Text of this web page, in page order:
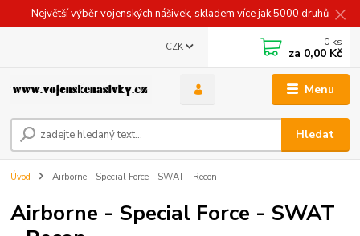
Největší výběr vojenských nášivek, skladem více jak 5000 druhů
Menu
CZK
Hledat
0 ks
za 0,00 Kč
Úvod Airborne - Special Force - SWAT - Recon
Airborne - Special Force - SWAT